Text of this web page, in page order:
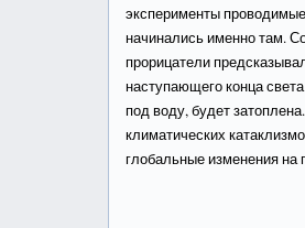
эксперименты
начинались именно там.
прорицатели
наступающего конца
под воду, будет
климатических
глобальные изменения на